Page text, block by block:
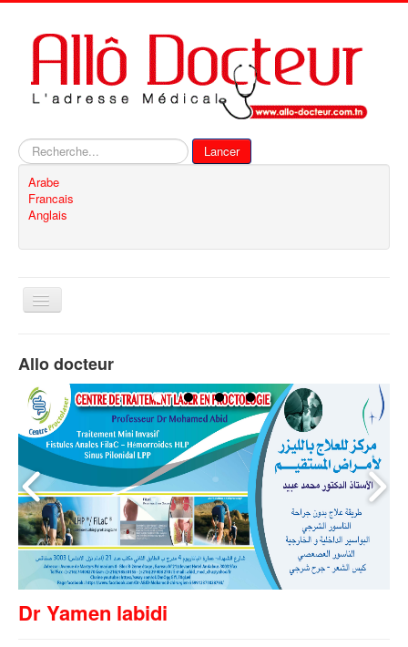
Rechercher
Lancer
Arabe
Francais
Anglais
Basculer
Contact
Allo docteur
Dr Yamen labidi